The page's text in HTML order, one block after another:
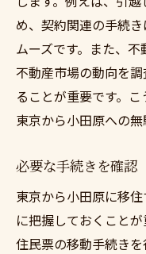
め、契約関連の手続
ムーズです。また、
不動産市場の動向を
ることが重要です。こ
東京から小田原への無
必要な手続きを確認
東京から小田原に移
に把握しておくこと
住民票の移動手続き